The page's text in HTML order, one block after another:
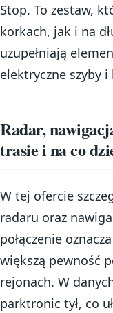
Stop. To zestaw,
korkach, jak i na
uzupełniają
elektryczne szyby
Radar,
trasie i na co
W tej ofercie
radaru oraz
połączenie
większą pewność
rejonach. W
parktronic tył, co